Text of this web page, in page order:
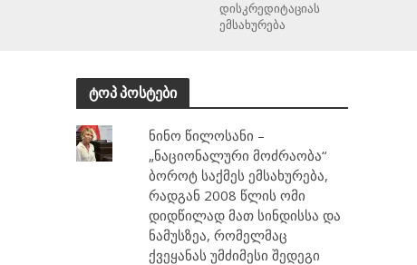
დისკრედიტაციას
ემსახურება
ტოპ პოსტები
ნინო წილოსანი –
„ნაციონალური მოძრაობა“
ბოროტ საქმეს ემსახურება,
რადგან 2008 წლის ომი
დიდწილად მათ სინდისსა და
ნამუსზეა, რომელმაც
ქვეყანას უმძიმესი შედეგი